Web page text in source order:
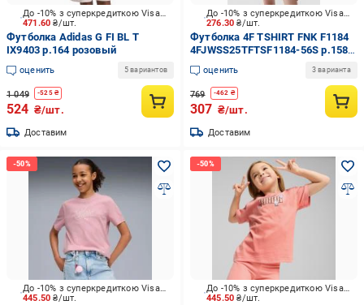
471.60₴/шт.
До -10% з суперкредиткою Visa Вигода
Футболка Adidas G FI BL T
IX9403 р.164 розовый
оценить 5 вариантов
1 049 -525₴
524 ₴/шт.
Доставим
276.30₴/шт.
До -10% з суперкредиткою Visa Вигода
Футболка 4F TSHIRT FNK F1184
4FJWSS25TFTSF1184-56S р.158-
164 розовый
оценить 3 варианта
769 -462 ₴
307 ₴/шт.
Доставим
445.50₴/шт.
До -10% з суперкредиткою Visa Вигода
445.50₴/шт.
До -10% з суперкредиткою Visa Вигода